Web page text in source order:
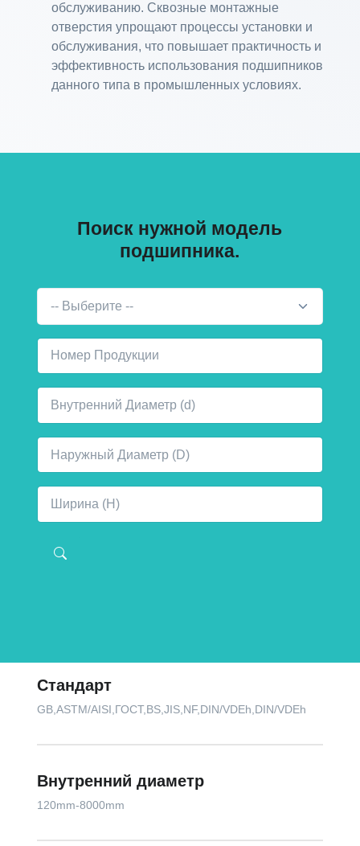
обслуживанию. Сквозные монтажные
отверстия упрощают процессы установки и
обслуживания, что повышает практичность и
эффективность использования подшипников
данного типа в промышленных условиях.
Поиск нужной модель
подшипника.
-- Выберите --
Стандарт
GB,ASTM/AISI,ГОСТ,BS,JIS,NF,DIN/VDEh,DIN/VDEh
Внутренний диаметр
120mm-8000mm